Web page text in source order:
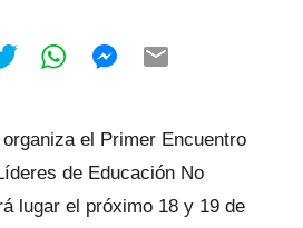
el Primer Encuentro
de Educación No
lugar el próximo 18 y 19 de